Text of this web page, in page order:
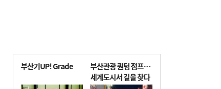
부산기UP! Grade
부산관광 퀀텀 점프…
세계도시서 길을 찾다